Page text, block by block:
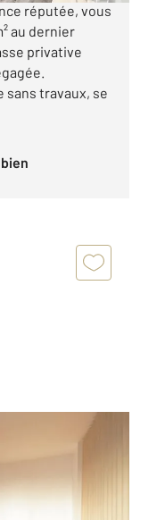
réputée, vous
au dernier
privative
sans travaux, se